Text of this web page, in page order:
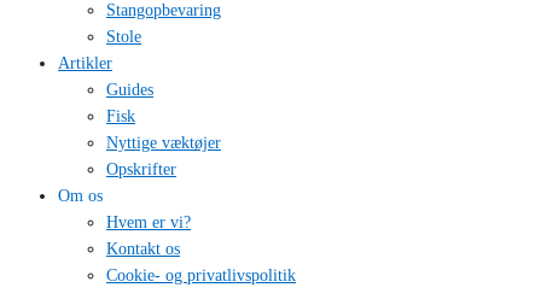
Stangopbevaring
Stole
Artikler
Guides
Fisk
Nyttige væktøjer
Opskrifter
Om os
Hvem er vi?
Kontakt os
Cookie- og privatlivspolitik